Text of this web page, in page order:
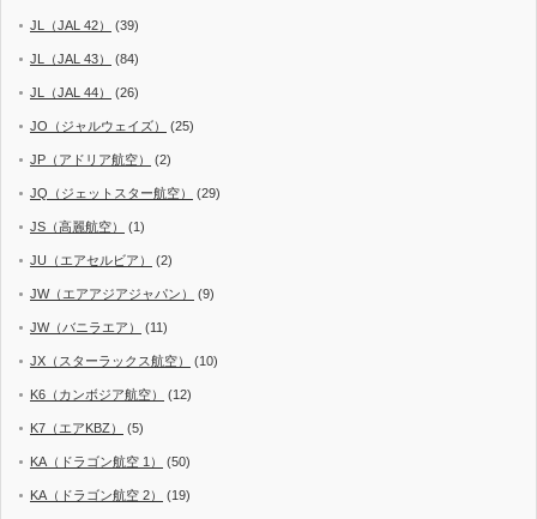
JL（JAL 42） (39)
JL（JAL 43） (84)
JL（JAL 44） (26)
JO（ジャルウェイズ） (25)
JP（アドリア航空） (2)
JQ（ジェットスター航空） (29)
JS（高麗航空） (1)
JU（エアセルビア） (2)
JW（エアアジアジャパン） (9)
JW（バニラエア） (11)
JX（スターラックス航空） (10)
K6（カンボジア航空） (12)
K7（エアKBZ） (5)
KA（ドラゴン航空 1） (50)
KA（ドラゴン航空 2） (19)